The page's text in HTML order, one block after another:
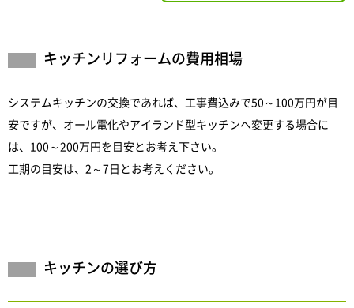
キッチンリフォームの費用相場
システムキッチンの交換であれば、工事費込みで50～100万円が目
安ですが、オール電化やアイランド型キッチンへ変更する場合に
は、100～200万円を目安とお考え下さい。
工期の目安は、2～7日とお考えください。
キッチンの選び方